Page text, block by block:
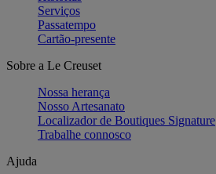
Serviços
Passatempo
Cartão-presente
Sobre a Le Creuset
Nossa herança
Nosso Artesanato
Localizador de Boutiques Signature
Trabalhe connosco
Ajuda